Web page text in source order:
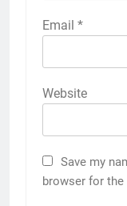
Email *
Website
Save my
browser for